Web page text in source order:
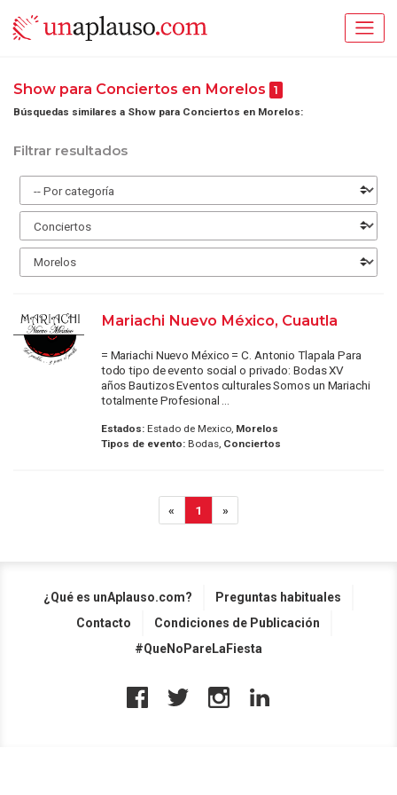
Show para Conciertos en Morelos 1
Búsquedas similares a Show para Conciertos en Morelos:
Filtrar resultados
Mariachi Nuevo México, Cuautla
= Mariachi Nuevo México = C. Antonio Tlapala Para
todo tipo de evento social o privado: Bodas XV
años Bautizos Eventos culturales Somos un Mariachi
totalmente Profesional ...
Estados:Estado de Mexico, Morelos
Tipos de evento:Bodas, Conciertos
« 1 »
¿Qué es unAplauso.com?
Preguntas habituales
Contacto
Condiciones de Publicación
#QueNoPareLaFiesta